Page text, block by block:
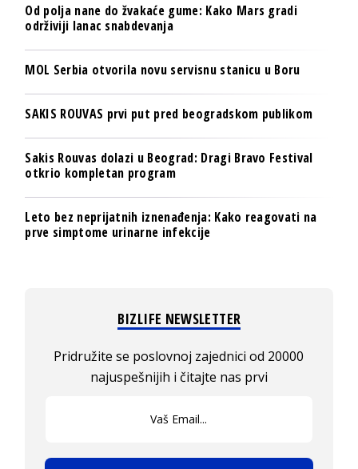
Od polja nane do žvakaće gume: Kako Mars gradi
održiviji lanac snabdevanja
MOL Serbia otvorila novu servisnu stanicu u Boru
SAKIS ROUVAS prvi put pred beogradskom publikom
Sakis Rouvas dolazi u Beograd: Dragi Bravo Festival
otkrio kompletan program
Leto bez neprijatnih iznenađenja: Kako reagovati na
prve simptome urinarne infekcije
BIZLIFE NEWSLETTER
Pridružite se poslovnoj zajednici od 20000
najuspešnijih i čitajte nas prvi